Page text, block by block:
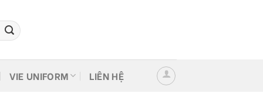
VIE UNIFORM LIÊN HỆ